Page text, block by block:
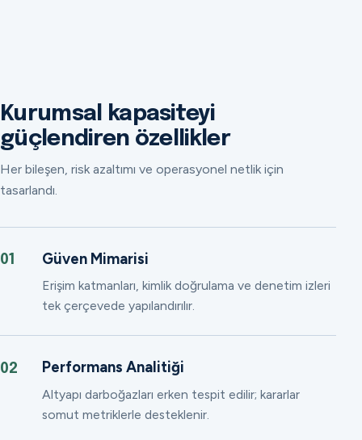
Kurumsal kapasiteyi
güçlendiren özellikler
Her bileşen, risk azaltımı ve operasyonel netlik için
tasarlandı.
01 Güven Mimarisi
Erişim katmanları, kimlik doğrulama ve denetim izleri
tek çerçevede yapılandırılır.
02 Performans Analitiği
Altyapı darboğazları erken tespit edilir; kararlar
somut metriklerle desteklenir.